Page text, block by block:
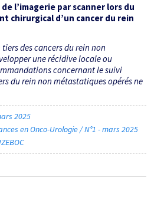
de l’imagerie par scanner lors du
chirurgical d’un cancer du rein
des cancers du rein non
une récidive locale ou
concernant le suivi
du rein non métastatiques opérés ne
2025
en Onco-Urologie / N°1 - mars 2025